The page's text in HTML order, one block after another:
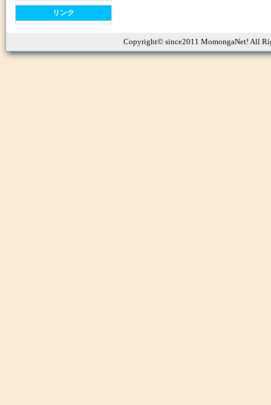
リンク
Copyright© since2011 MomongaNet! All